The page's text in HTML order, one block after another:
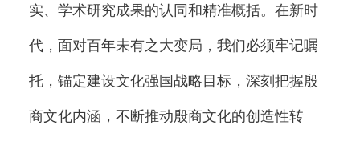
实、学术研究成果的认同和精准概括。在新时
代，面对百年未有之大变局，我们必须牢记嘱
托，锚定建设文化强国战略目标，深刻把握殷
商文化内涵，不断推动殷商文化的创造性转